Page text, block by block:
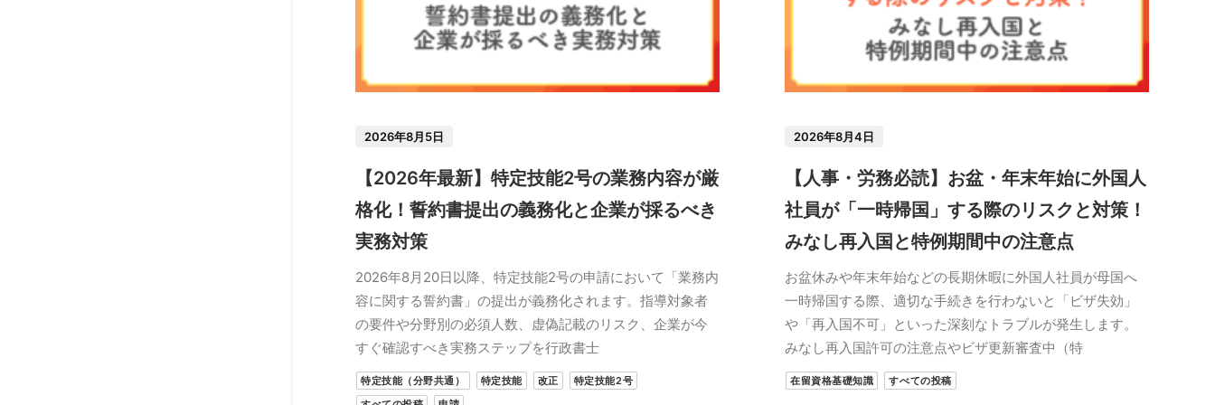
2026年8月5日
【2026年最新】特定技能2号の業務内容が厳
格化！誓約書提出の義務化と企業が採るべき
実務対策
2026年8月20日以降、特定技能2号の申請において「業務内
容に関する誓約書」の提出が義務化されます。指導対象者
の要件や分野別の必須人数、虚偽記載のリスク、企業が今
すぐ確認すべき実務ステップを行政書士
特定技能（分野共通） 特定技能 改正
特定技能2号
2026年8月4日
【人事・労務必読】お盆・年末年始に外国人
社員が「一時帰国」する際のリスクと対策！
みなし再入国と特例期間中の注意点
お盆休みや年末年始などの長期休暇に外国人社員が母国へ
一時帰国する際、適切な手続きを行わないと「ビザ失効」
や「再入国不可」といった深刻なトラブルが発生します。
みなし再入国許可の注意点やビザ更新審査中（特
在留資格基礎知識 すべての投稿